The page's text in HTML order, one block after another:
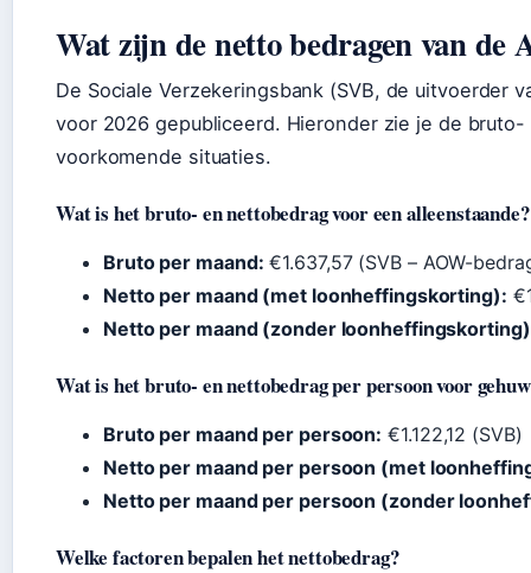
Wat zijn de netto bedragen van de
De Sociale Verzekeringsbank (SVB, de uitvoerder
voor 2026 gepubliceerd. Hieronder zie je de
voorkomende situaties.
Wat is het bruto‑ en nettobedrag voor een alleenstaande?
Bruto per maand: €1.637,57 (SVB – AOW-
Netto per maand (met loonheffingskorting):
Netto per maand (zonder
Wat is het bruto‑ en nettobedrag per persoon voor
Bruto per maand per persoon: €1.122,12 (SVB)
Netto per maand per persoon (met
Netto per maand per persoon (zonder
Welke factoren bepalen het nettobedrag?